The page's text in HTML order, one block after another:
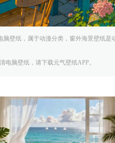
壁纸，属于动漫分类，窗外海景壁纸
脑壁纸，请下载元气壁纸APP。